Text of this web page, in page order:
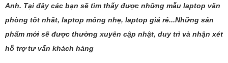
Anh. Tại đây các bạn sẽ tìm thấy được những mẫu laptop văn
phòng tốt nhất, laptop mỏng nhẹ, laptop giá rẻ...Những sản
phẩm mới sẽ được thường xuyên cập nhật, duy trì và nhận xét
hỗ trợ tư vấn khách hàng